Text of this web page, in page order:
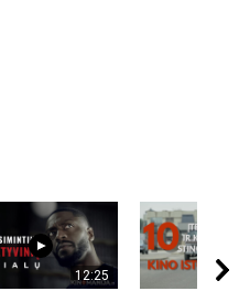
12:25